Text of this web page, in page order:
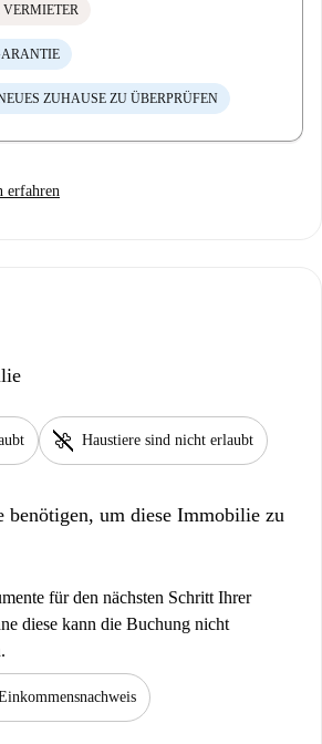
VERMIETER
ZUHAUSE ZU ÜBERPRÜFEN
erfahren
pet_supplies Haustiere sind nicht erlaubt
benötigen, um diese Immobilie zu
für den nächsten Schritt Ihrer
diese kann die Buchung nicht